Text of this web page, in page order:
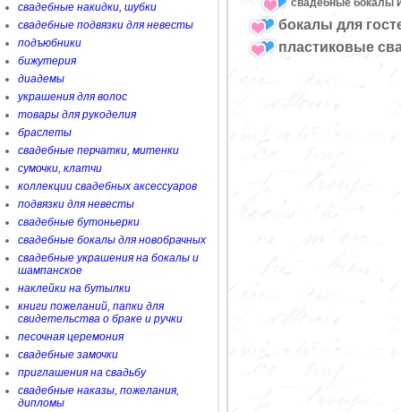
свадебные накидки, шубки
свадебные подвязки для невесты
подъюбники
бижутерия
диадемы
украшения для волос
товары для рукоделия
браслеты
свадебные перчатки, митенки
сумочки, клатчи
коллекции свадебных аксессуаров
подвязки для невесты
свадебные бутоньерки
свадебные бокалы для новобрачных
свадебные украшения на бокалы и
шампанское
наклейки на бутылки
книги пожеланий, папки для
свидетельства о браке и ручки
песочная церемония
свадебные замочки
приглашения на свадьбу
свадебные наказы, пожелания,
дипломы
свадебные бокалы
бокалы для
пластиковые